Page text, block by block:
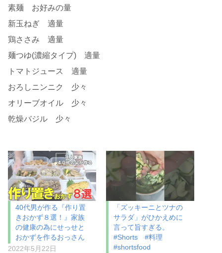
素麺 お好みの量
新玉ねぎ 適量
鶏ささみ 適量
麺つゆ(濃縮タイプ) 適量
トマトジュース 適量
おろしニンニク 少々
オリーブオイル 少々
乾燥バジル 少々
40代男が作る『作り置
きおかず８選！』家族
の健康の為にせっせと
おかずを作るおっさん
2022年5月22日
「ズッキーニとツナの
サラダ」がひかえめに
言って旨すぎる。
#Shorts #料理
#shortsfood